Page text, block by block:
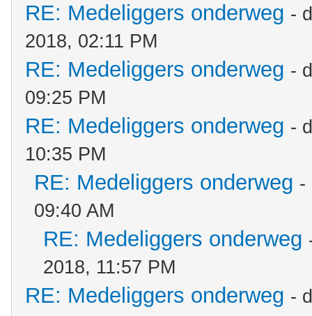
RE: Medeliggers onderweg -
2018, 02:11 PM
RE: Medeliggers onderweg -
09:25 PM
RE: Medeliggers onderweg -
10:35 PM
RE: Medeliggers onderweg -
09:40 AM
RE: Medeliggers onderweg
2018, 11:57 PM
RE: Medeliggers onderweg -